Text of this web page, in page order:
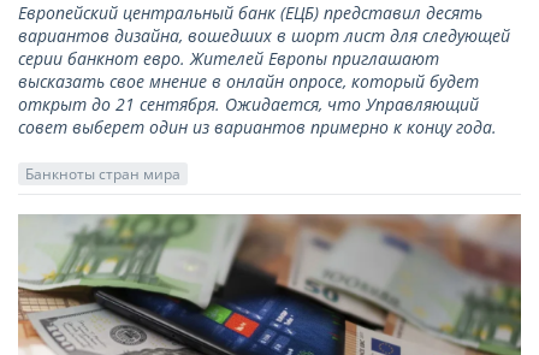
Европейский центральный банк (ЕЦБ) представил десять
вариантов дизайна, вошедших в шорт лист для следующей
серии банкнот евро. Жителей Европы приглашают
высказать свое мнение в онлайн опросе, который будет
открыт до 21 сентября. Ожидается, что Управляющий
совет выберет один из вариантов примерно к концу года.
Банкноты стран мира